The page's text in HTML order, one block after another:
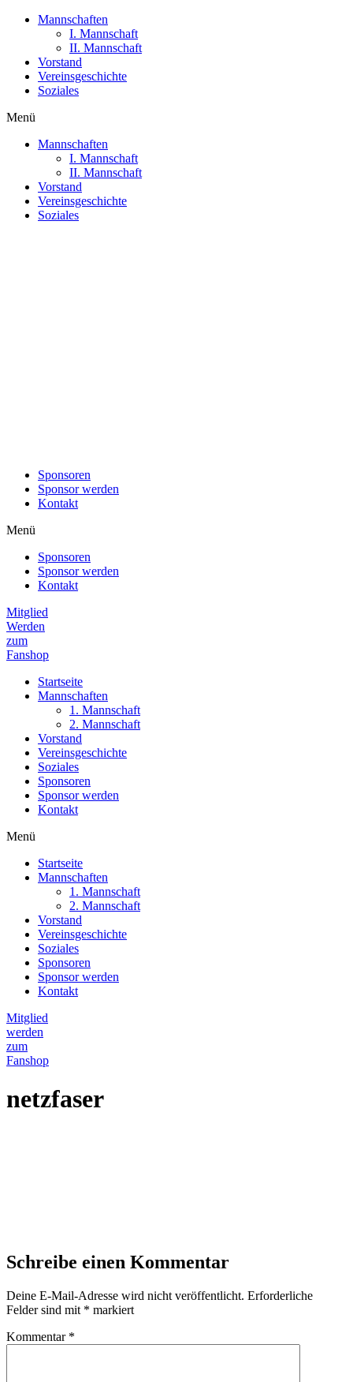
Mannschaften
I. Mannschaft
II. Mannschaft
Vorstand
Vereinsgeschichte
Soziales
Menü
Mannschaften
I. Mannschaft
II. Mannschaft
Vorstand
Vereinsgeschichte
Soziales
Sponsoren
Sponsor werden
Kontakt
Menü
Sponsoren
Sponsor werden
Kontakt
Mitglied
Werden
zum
Fanshop
Startseite
Mannschaften
1. Mannschaft
2. Mannschaft
Vorstand
Vereinsgeschichte
Soziales
Sponsoren
Sponsor werden
Kontakt
Menü
Startseite
Mannschaften
1. Mannschaft
2. Mannschaft
Vorstand
Vereinsgeschichte
Soziales
Sponsoren
Sponsor werden
Kontakt
Mitglied
werden
zum
Fanshop
netzfaser
Schreibe einen Kommentar
Deine E-Mail-Adresse wird nicht veröffentlicht. Erforderliche
Felder sind mit * markiert
Kommentar *